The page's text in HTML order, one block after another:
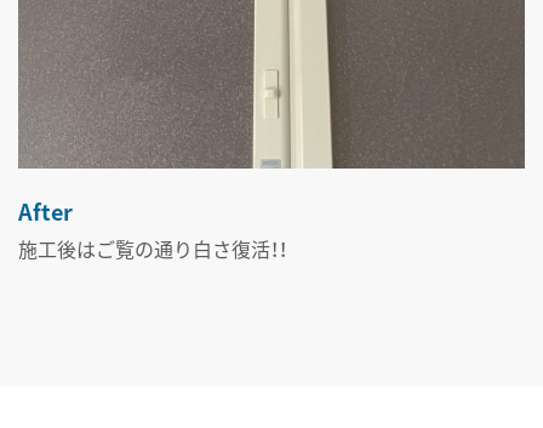
After
施工後はご覧の通り白さ復活！！